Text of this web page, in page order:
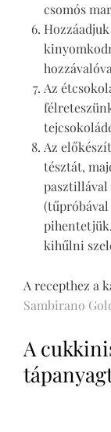
csomós
Az
Az
tésztát,
pasztillával
kihűlni
A recepthez a
Sambirano
A